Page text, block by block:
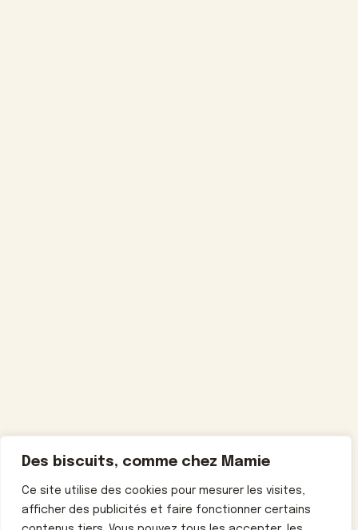
Des biscuits, comme chez Mamie
Ce site utilise des cookies pour mesurer les visites,
afficher des publicités et faire fonctionner certains